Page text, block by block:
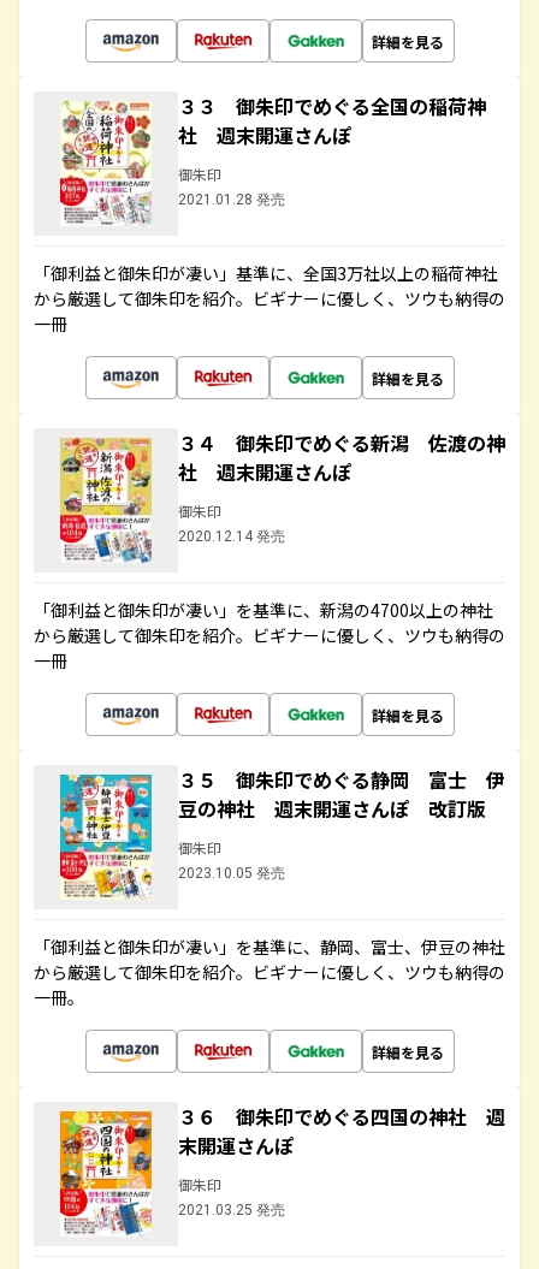
詳細を見る
３３ 御朱印でめぐる全国の稲荷神
社 週末開運さんぽ
御朱印
2021.01.28 発売
「御利益と御朱印が凄い」基準に、全国3万社以上の稲荷神社
から厳選して御朱印を紹介。ビギナーに優しく、ツウも納得の
一冊
詳細を見る
３４ 御朱印でめぐる新潟 佐渡の神
社 週末開運さんぽ
御朱印
2020.12.14 発売
「御利益と御朱印が凄い」を基準に、新潟の4700以上の神社
から厳選して御朱印を紹介。ビギナーに優しく、ツウも納得の
一冊
詳細を見る
３５ 御朱印でめぐる静岡 富士 伊
豆の神社 週末開運さんぽ 改訂版
御朱印
2023.10.05 発売
「御利益と御朱印が凄い」を基準に、静岡、富士、伊豆の神社
から厳選して御朱印を紹介。ビギナーに優しく、ツウも納得の
一冊。
詳細を見る
３６ 御朱印でめぐる四国の神社 週
末開運さんぽ
御朱印
2021.03.25 発売